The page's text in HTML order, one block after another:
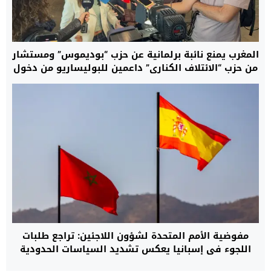
المغرب يمنع نائبة برلمانية عن حزب “بوديموس” ومستشار
من حزب “الائتلاف الكناري” داعمين للبوليساريو من دخول
العيون.. ومصدر: هؤلاء لا يحترمون القانون
مفوضية الأمم المتحدة لشؤون اللاجئين: تراجع طلبات
اللجوء في إسبانيا يعكس تشديد السياسات الحدودية